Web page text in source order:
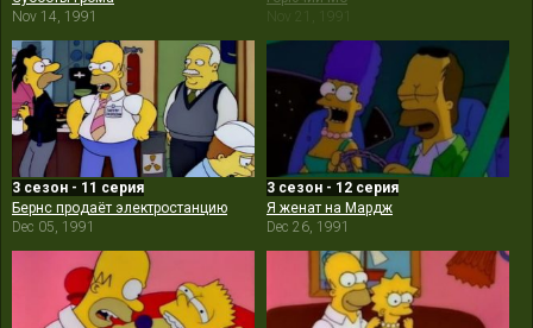
Nov 14, 1991
Nov 21, 1991
3 сезон - 11 серия
Бернс продаёт электростанцию
Dec 05, 1991
3 сезон - 12 серия
Я женат на Мардж
Dec 26, 1991